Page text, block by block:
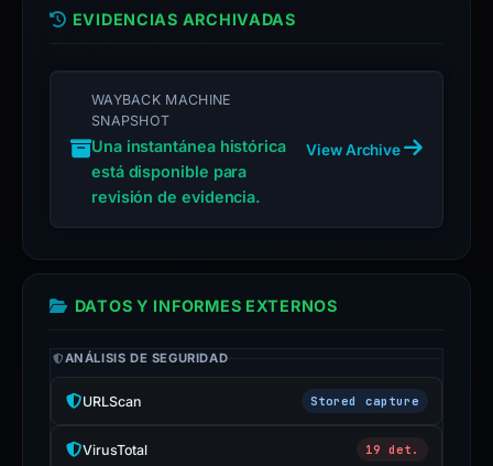
the
is
inaccurate.
EVIDENCIAS ARCHIVADAS
WAYBACK MACHINE
SNAPSHOT
Una instantánea histórica
está disponible para
revisión de evidencia.
View Archive
DATOS Y INFORMES EXTERNOS
ANÁLISIS DE SEGURIDAD
URLScan Stored capture
VirusTotal 19 det.